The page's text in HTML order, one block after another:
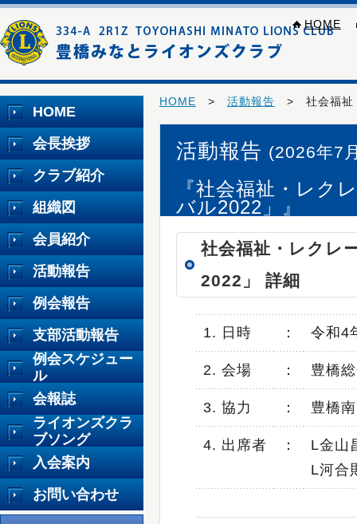
HOME
HOME > 活動報告 > 社会福祉
活動報告 (2026年7
『社会福祉・レク
バル2022」』
社会福祉・レクレ
2022」 詳細
1. 日時 ： 令和4
2. 会場 ： 豊橋
3. 協力 ： 豊橋
4. 出席者 ：
L金山
L河合
HOME
会長挨拶
クラブ紹介
組織図
会員紹介
活動報告
例会報告
支部活動報告
例会スケジュー
ル
会報誌
ライオンズクラ
ブソング
入会案内
お問い合わせ